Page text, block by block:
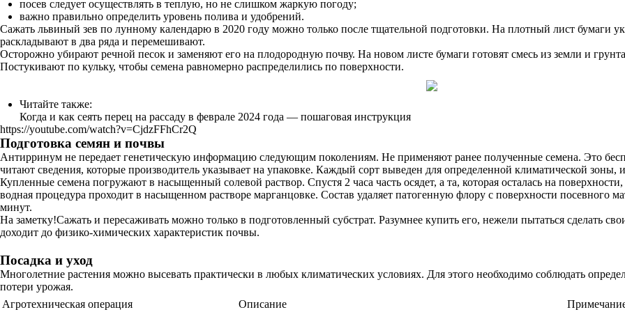
посев следует осуществлять в теплую, но не слишком жаркую погоду;
важно правильно определить уровень полива и удобрений.
Сажать львиный зев по лунному календарю в 2020 году можно только после тщательной подготовки. На плотный лист бумаги
раскладывают в два ряда и перемешивают.
Осторожно убирают речной песок и заменяют его на плодородную почву. На новом листе бумаги готовят смесь из земли и
Постукивают по кульку, чтобы семена равномерно распределились по поверхности.
Читайте также:
Когда и как сеять перец на рассаду в феврале 2024 года — пошаговая инструкция
https://youtube.com/watch?v=CjdzFFhCr2Q
Подготовка семян и почвы
Антирринум не передает генетическую информацию следующим поколениям. Не применяют ранее полученные семена. Это
читают сведения, которые производитель указывает на упаковке. Каждый сорт выведен для определенной климатической
Купленные семена погружают в насыщенный солевой раствор. Спустя 2 часа часть осядет, а та, которая осталась на
водная процедура проходит в насыщенном растворе марганцовке. Состав удаляет патогенную флору с поверхности посевного
минут.
На заметку!Сажать и пересаживать можно только в подготовленный субстрат. Разумнее купить его, нежели пытаться сделать
доходит до физико-химических характеристик почвы.
Посадка и уход
Многолетние растения можно высевать практически в любых климатических условиях. Для этого необходимо соблюдать
потери урожая.
Агротехническая операция
Описание